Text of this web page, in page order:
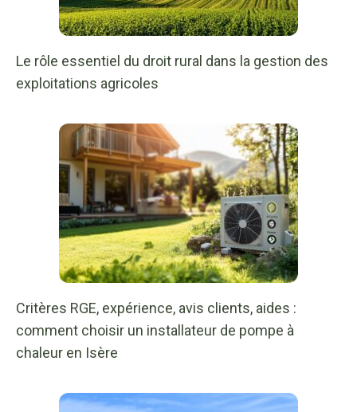
Le rôle essentiel du droit rural dans la gestion des
exploitations agricoles
Critères RGE, expérience, avis clients, aides :
comment choisir un installateur de pompe à
chaleur en Isère